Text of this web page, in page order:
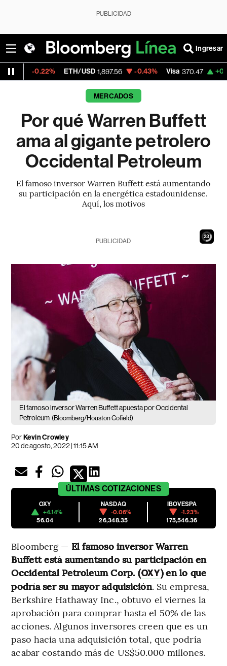
PUBLICIDAD
Ingresar
ETH/USD 1,897.56 -0.43% Visa 370.47 +0.52%
MERCADOS
Por qué Warren Buffett
ama al gigante petrolero
Occidental Petroleum
El famoso inversor Warren Buffett está aumentando
su participación en la energética estadounidense.
Aquí, los motivos
21
PUBLICIDAD
El famoso inversor Warren Buffett apuesta por Occidental
Petroleum (Bloomberg/Houston Cofield)
PorKevin Crowley
20 de agosto, 2022 | 11:15 AM
ÚLTIMAS COTIZACIONES
OXY
+4.14%
56.04
NASDAQ
-0.06%
26,348.35
IBOVESPA
-1.23%
175,546.36
Bloomberg — El famoso inversor Warren
Buffett está aumentando su participación en
Occidental Petroleum Corp. (OXY) en lo que
podría ser su mayor adquisición. Su empresa,
Berkshire Hathaway Inc., obtuvo el viernes la
aprobación para comprar hasta el 50% de las
acciones. Algunos inversores creen que es un
paso hacia una adquisición total, que podría
acabar costando más de US$50.000 millones.